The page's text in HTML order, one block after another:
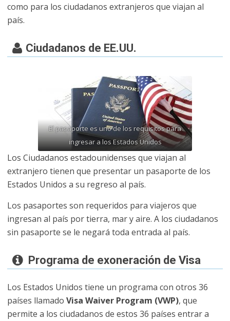
como para los ciudadanos extranjeros que viajan al
país.
Ciudadanos de EE.UU.
El pasaporte es uno de los requisitos para
ingresar a los Estados Unidos
Los Ciudadanos estadounidenses que viajan al
extranjero tienen que presentar un pasaporte de los
Estados Unidos a su regreso al país.
Los pasaportes son requeridos para viajeros que
ingresan al país por tierra, mar y aire. A los ciudadanos
sin pasaporte se le negará toda entrada al país.
Programa de exoneración de Visa
Los Estados Unidos tiene un programa con otros 36
países llamado Visa Waiver Program (VWP), que
permite a los ciudadanos de estos 36 países entrar a